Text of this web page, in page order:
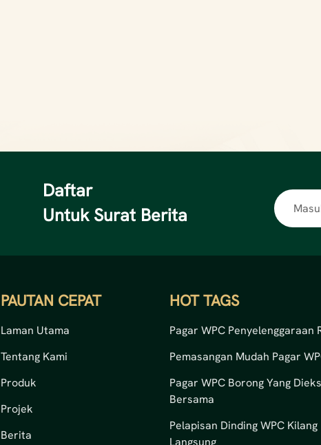
Daftar
Untuk Surat Berita
PAUTAN CEPAT
Laman Utama
Tentang Kami
Produk
Projek
Berita
HOT TAGS
Pagar WPC Penyelenggaraan
Pemasangan Mudah Pagar
Pagar WPC Borong Yang
Bersama
Pelapisan Dinding WPC Kilang
Langsung